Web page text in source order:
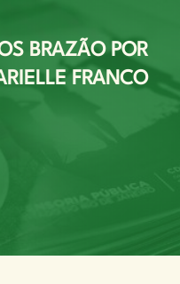
BRAZÃO POR
FRANCO